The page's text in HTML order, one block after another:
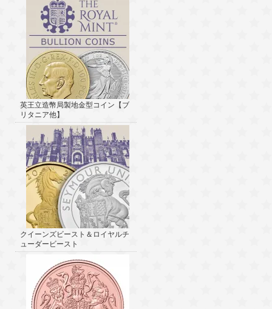
英王立造幣局製地金型コイン【ブ
リタニア他】
クイーンズビースト＆ロイヤルチ
ューダービースト